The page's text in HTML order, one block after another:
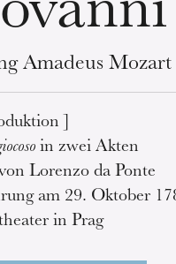
Amadeus Mozart
]
in zwei Akten
Lorenzo da Ponte
am 29. Oktober
in Prag